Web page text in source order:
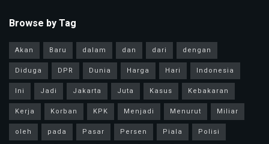
Browse by Tag
Akan Baru dalam dan dari
dengan
Diduga
DPR Dunia Harga Hari
Indonesia
Ini
Jadi Jakarta Juta Kasus
Kebakaran
Kerja
Korban KPK Menjadi Menurut
Miliar
oleh
pada Pasar Persen Piala
Polisi